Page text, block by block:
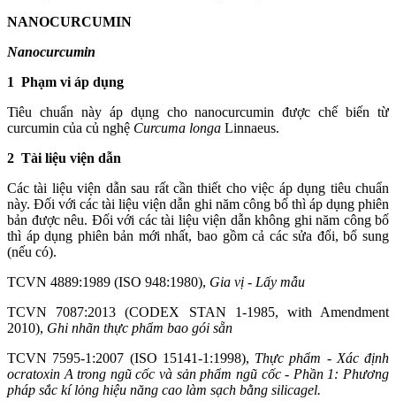
NANOCURCUMIN
Nanocurcumin
1 Phạm vi áp dụng
Tiêu chuẩn này áp dụng cho nanocurcumin được chế biến từ
curcumin của củ nghệ Curcuma longa Linnaeus.
2 Tài liệu viện dẫn
Các tài liệu viện dẫn sau rất cần thiết cho việc áp dụng tiêu chuẩn
này. Đối với các tài liệu việndẫn ghi năm công bố thì áp dụng phiên
bản được nêu. Đối với các tài liệu viện dẫn không ghi năm công bố
thì áp dụng phiên bản mới nhất, bao gồm cả các sửa đổi, bổ sung
(nếu có).
TCVN 4889:1989 (ISO 948:1980), Gia vị - Lấy mẫu
TCVN 7087:2013 (CODEX STAN 1-1985, with Amendment
2010), Ghi nhãn thực phẩm bao gói sẵn
TCVN 7595-1:2007 (ISO 15141-1:1998), Thực phẩm - Xác định
ocratoxin A trong ngũ cốc và sản phẩm ngũ cốc - Phần 1: Phương
pháp sắc kí lỏng hiệu năng cao làm sạch bằng silicagel.